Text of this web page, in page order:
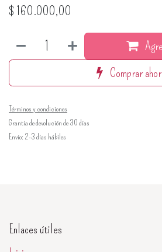
$ 160.000,00
Comprar
Términos y condiciones
Grantía de devolución de 30 días
Envío: 2-3 días hábiles
Enlaces útiles